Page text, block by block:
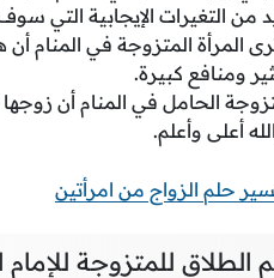
من التغيرات الإيجابية التي
المرأة المتزوجة في
ومنافع كبيرة.
الحامل في المنام أن
أعلى وأعلم.
حلم الزواج من امرأتين
الطلاق للمتزوجة